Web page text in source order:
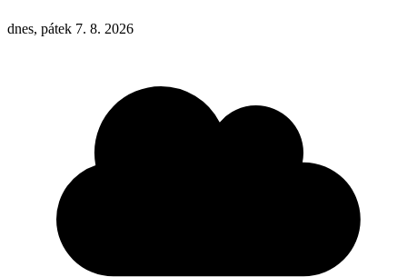
dnes, pátek 7. 8. 2026